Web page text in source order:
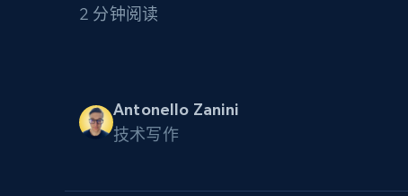
动态代理
免费套餐
2 分钟阅读
Antonello Zanini
技术写作